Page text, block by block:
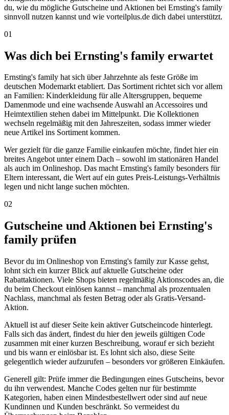
du, wie du mögliche Gutscheine und Aktionen bei Ernsting's family
sinnvoll nutzen kannst und wie vorteilplus.de dich dabei unterstützt.
01
Was dich bei Ernsting's family erwartet
Ernsting's family hat sich über Jahrzehnte als feste Größe im
deutschen Modemarkt etabliert. Das Sortiment richtet sich vor allem
an Familien: Kinderkleidung für alle Altersgruppen, bequeme
Damenmode und eine wachsende Auswahl an Accessoires und
Heimtextilien stehen dabei im Mittelpunkt. Die Kollektionen
wechseln regelmäßig mit den Jahreszeiten, sodass immer wieder
neue Artikel ins Sortiment kommen.
Wer gezielt für die ganze Familie einkaufen möchte, findet hier ein
breites Angebot unter einem Dach – sowohl im stationären Handel
als auch im Onlineshop. Das macht Ernsting's family besonders für
Eltern interessant, die Wert auf ein gutes Preis-Leistungs-Verhältnis
legen und nicht lange suchen möchten.
02
Gutscheine und Aktionen bei Ernsting's
family prüfen
Bevor du im Onlineshop von Ernsting's family zur Kasse gehst,
lohnt sich ein kurzer Blick auf aktuelle Gutscheine oder
Rabattaktionen. Viele Shops bieten regelmäßig Aktionscodes an, die
du beim Checkout einlösen kannst – manchmal als prozentualen
Nachlass, manchmal als festen Betrag oder als Gratis-Versand-
Aktion.
Aktuell ist auf dieser Seite kein aktiver Gutscheincode hinterlegt.
Falls sich das ändert, findest du hier den jeweils gültigen Code
zusammen mit einer kurzen Beschreibung, worauf er sich bezieht
und bis wann er einlösbar ist. Es lohnt sich also, diese Seite
gelegentlich wieder aufzurufen – besonders vor größeren Einkäufen.
Generell gilt: Prüfe immer die Bedingungen eines Gutscheins, bevor
du ihn verwendest. Manche Codes gelten nur für bestimmte
Kategorien, haben einen Mindestbestellwert oder sind auf neue
Kundinnen und Kunden beschränkt. So vermeidest du